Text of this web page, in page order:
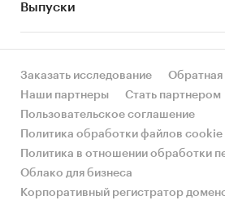
следующего за отчетным.
Возможность обновления: в
О компании
Аналитическое агентство
консалтинг»
сфере строительства и
Выпуски
Заказать исследование
Обратная
Наши партнеры
Стать партнером
Пользовательское соглашение
Политика обработки файлов cookie
Политика в отношении обработки
Облако для бизнеса
Корпоративный регистратор